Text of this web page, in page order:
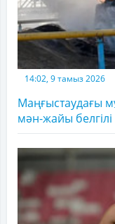
14:02, 9 тамыз 2026
Маңғыстаудағы
мән-жайы